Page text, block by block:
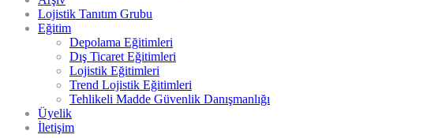
Lojistik Tanıtım Grubu
Eğitim
Depolama Eğitimleri
Dış Ticaret Eğitimleri
Lojistik Eğitimleri
Trend Lojistik Eğitimleri
Tehlikeli Madde Güvenlik Danışmanlığı
Üyelik
İletişim